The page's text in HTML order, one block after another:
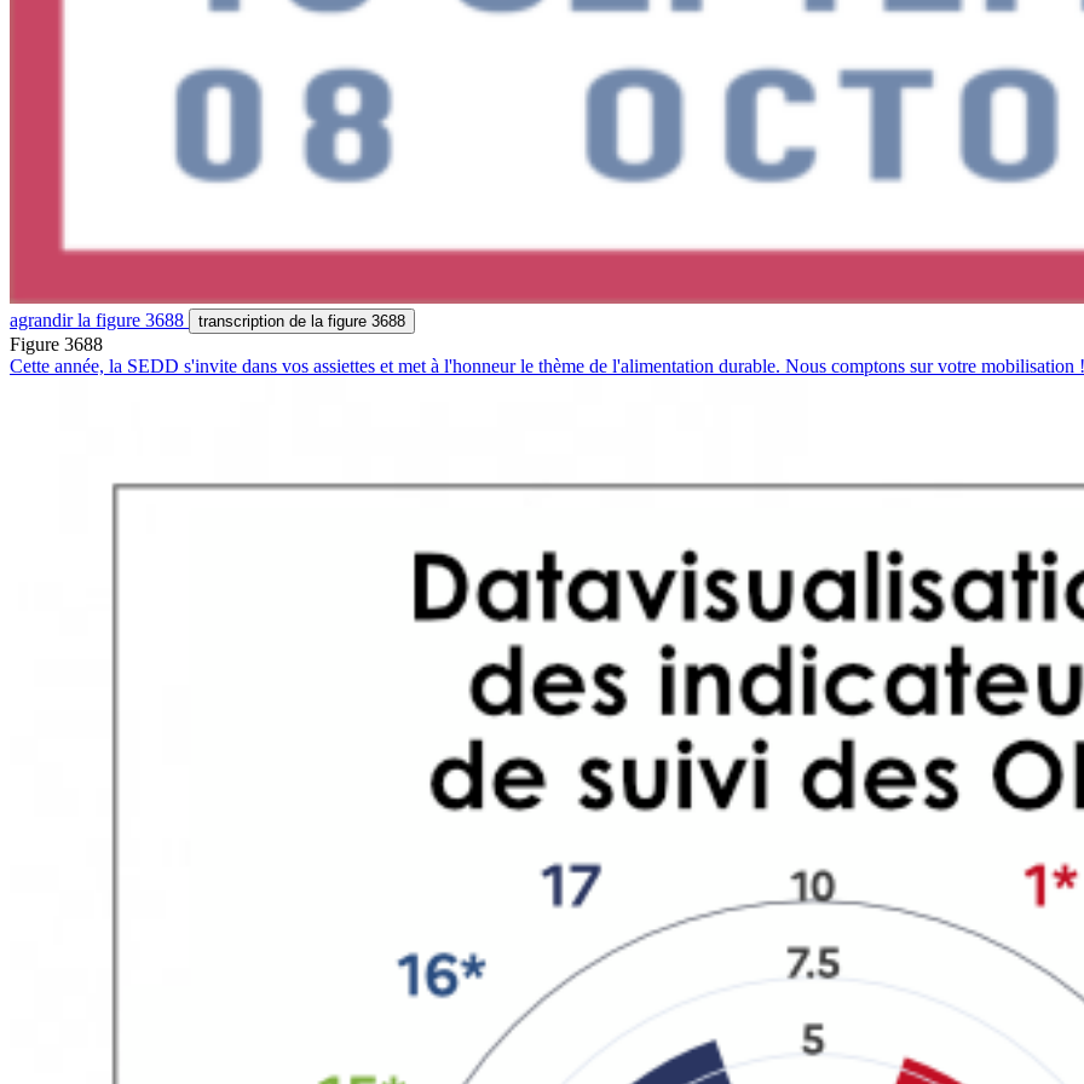
agrandirla figure 3688 transcription de la figure 3688
Figure 3688
Cette année, la SEDD s'invite dans vos assiettes et met à l'honneur le thème de l'alimentation durable. Nous comptons sur votre mobilisation !